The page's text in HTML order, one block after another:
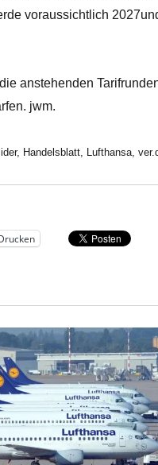
voraussichtlich
anstehenden
jwm.
Handelsblatt, Lufthansa,